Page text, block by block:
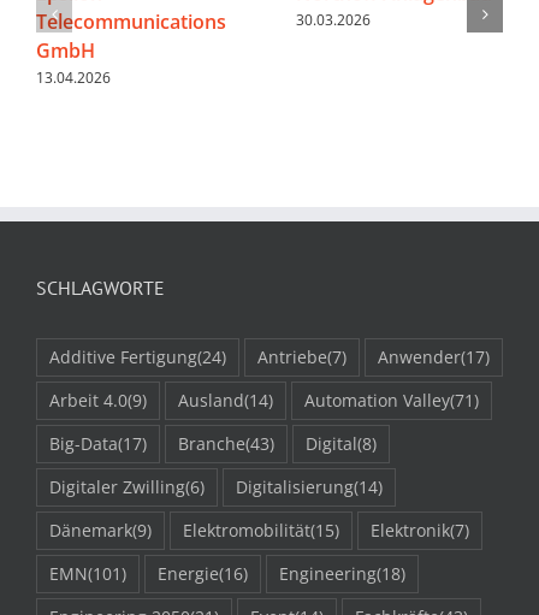
Telecommunications
GmbH
13.04.2026
30.03.2026
SCHLAGWORTE
Additive Fertigung(24) Antriebe(7) Anwender(17)
Arbeit 4.0(9) Ausland(14) Automation Valley(71)
Big-Data(17) Branche(43) Digital(8)
Digitaler Zwilling(6) Digitalisierung(14)
Dänemark(9) Elektromobilität(15) Elektronik(7)
EMN(101) Energie(16) Engineering(18)